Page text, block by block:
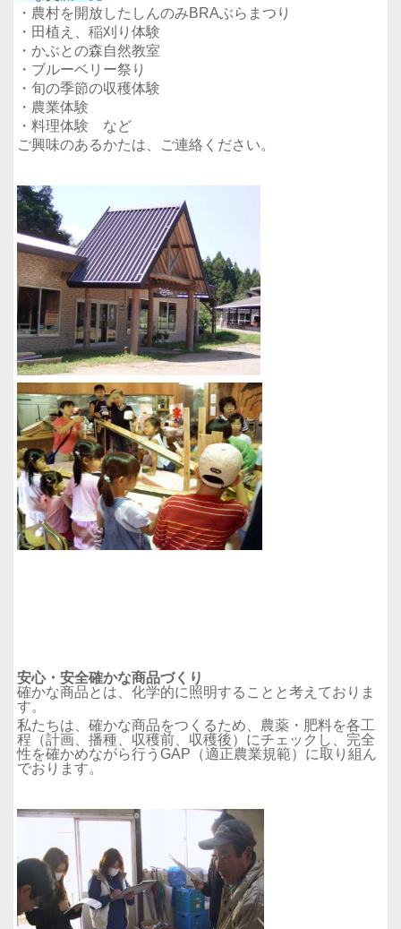
・農村を開放したしんのみBRAぶらまつり
・田植え、稲刈り体験
・かぶとの森自然教室
・ブルーベリー祭り
・旬の季節の収穫体験
・農業体験
・料理体験 など
ご興味のあるかたは、ご連絡ください。
安心・安全確かな商品づくり
確かな商品とは、化学的に照明することと考えておりま
す。
私たちは、確かな商品をつくるため、農薬・肥料を各工
程（計画、播種、収穫前、収穫後）にチェックし、完全
性を確かめながら行うGAP（適正農業規範）に取り組ん
でおります。